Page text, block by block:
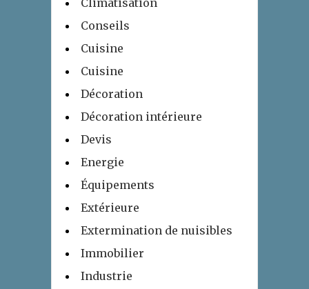
Climatisation
Conseils
Cuisine
Cuisine
Décoration
Décoration intérieure
Devis
Energie
Équipements
Extérieure
Extermination de nuisibles
Immobilier
Industrie